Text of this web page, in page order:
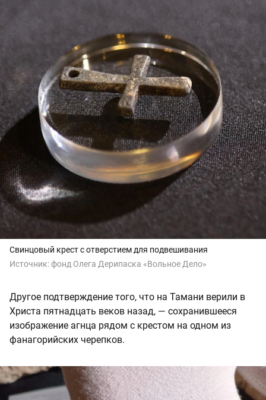
Свинцовый крест с отверстием для подвешивания
Источник:фонд Олега Дерипаска «Вольное Дело»
Другое подтверждение того, что на Тамани верили в
Христа пятнадцать веков назад, — сохранившееся
изображение агнца рядом с крестом на одном из
фанагорийских черепков.